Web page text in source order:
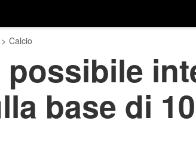
> Calcio
base di